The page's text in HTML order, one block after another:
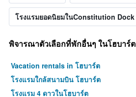
โรงแรมยอดนิยมในConstitution Dock
พิจารณาตัวเลือกที่พักอื่นๆ ในโฮบาร์ต
Vacation rentals in โฮบาร์ต
โรงแรมใกล้สนามบิน โฮบาร์ต
โรงแรม 4 ดาวในโฮบาร์ต